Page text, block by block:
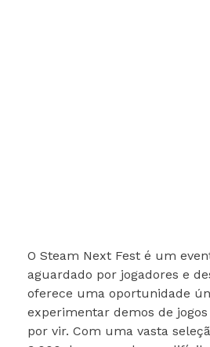
O Steam Next Fest é um
aguardado por jogadores e
oferece uma oportunidade
experimentar demos de
por vir. Com uma vasta